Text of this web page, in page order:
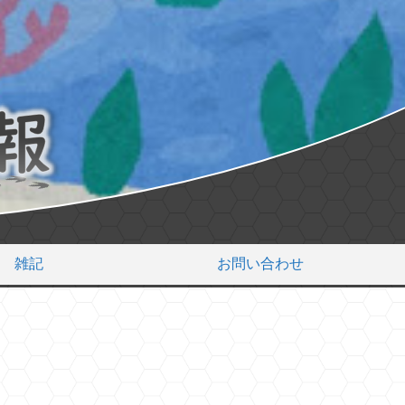
雑記 お問い合わせ